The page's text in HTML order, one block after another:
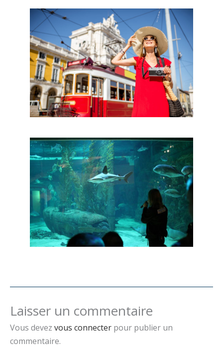
Laisser un commentaire
Vous devez vous connecter pour publier un
commentaire.